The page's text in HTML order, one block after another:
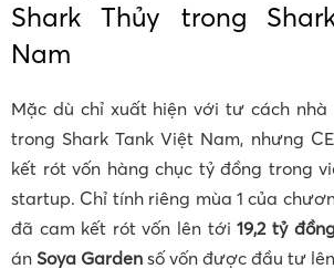
Shark Thủy trong
Nam
Mặc dù chỉ xuất hiện với tư cách
trong Shark Tank Việt Nam, nhưng
kết rót vốn hàng chục tỷ đồng trong
startup. Chỉ tính riêng mùa 1 của
đã cam kết rót vốn lên tới19,2 tỷ
án Soya Garden số vốn được đầu tư